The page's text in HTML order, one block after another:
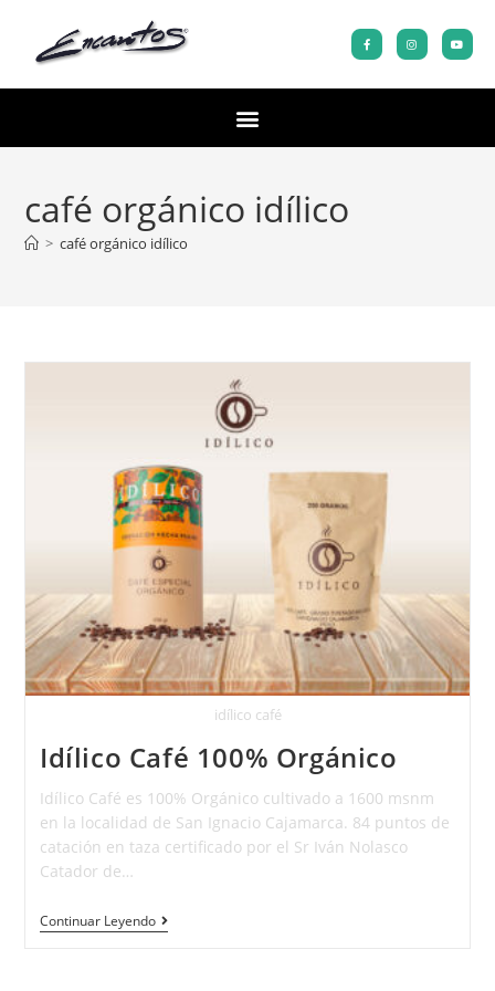
café orgánico idílico
> café orgánico idílico
idílico café
Idílico Café 100% Orgánico
Idílico Café es 100% Orgánico cultivado a 1600 msnm
en la localidad de San Ignacio Cajamarca. 84 puntos de
catación en taza certificado por el Sr Iván Nolasco
Catador de…
Continuar Leyendo